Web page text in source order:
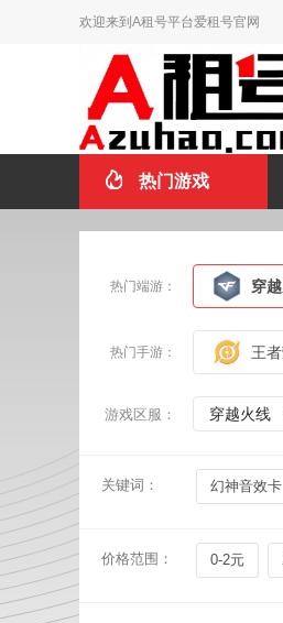
欢迎来到A租号平台爱租号官网
热门游戏
热门端游： 穿
热门手游： 王
游戏区服： 穿越火线
关键词： 幻神音效卡
价格范围： 0-2元